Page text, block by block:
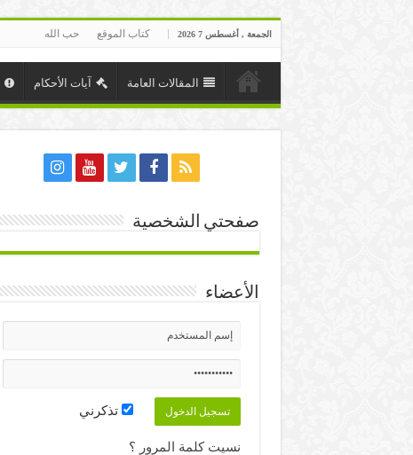
الجمعة , أغسطس 7 2026 كتاب الموقع حب الله
المقالات العامة آيات الأحكام
صفحتي الشخصية
الأعضاء
تذكرني
نسيت كلمة المرور ؟